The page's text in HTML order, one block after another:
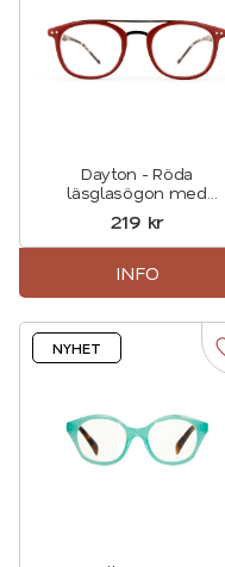
Dayton - Röda
läsglasögon med
sköldpaddsmönstrade
skalmar
219 kr
INFO
NYHET